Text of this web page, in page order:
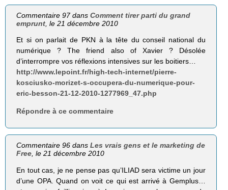
Commentaire 97 dansComment tirer parti du grand
emprunt, le 21 décembre 2010
Et si on parlait de PKN à la tête du conseil national du
numérique ? The friend also of Xavier ? Désolée
d’interrompre vos réflexions intensives sur les boitiers…
http://www.lepoint.fr/high-tech-internet/pierre-
kosciusko-morizet-s-occupera-du-numerique-pour-
eric-besson-21-12-2010-1277969_47.php
Répondre à ce commentaire
Commentaire 96 dansLes vrais gens et le marketing de
Free, le 21 décembre 2010
En tout cas, je ne pense pas qu’ILIAD sera victime un jour
d’une OPA. Quand on voit ce qui est arrivé à Gemplus…